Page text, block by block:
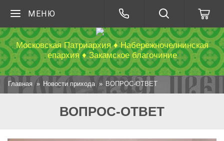
МЕНЮ
Московская Патриархия ♦ Набережночелнинская
епархия ♦ Закамское благочиние
Главная Новости прихода ВОПРОС-ОТВЕТ
ВОПРОС-ОТВЕТ